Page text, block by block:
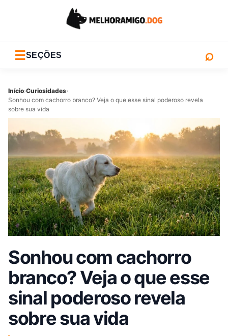
☰SEÇÕES ⌕
Início›Curiosidades›
Sonhou com cachorro branco? Veja o que esse sinal poderoso revela
sobre sua vida
Sonhou com cachorro
branco? Veja o que esse
sinal poderoso revela
sobre sua vida